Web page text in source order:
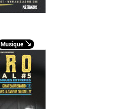
Musique